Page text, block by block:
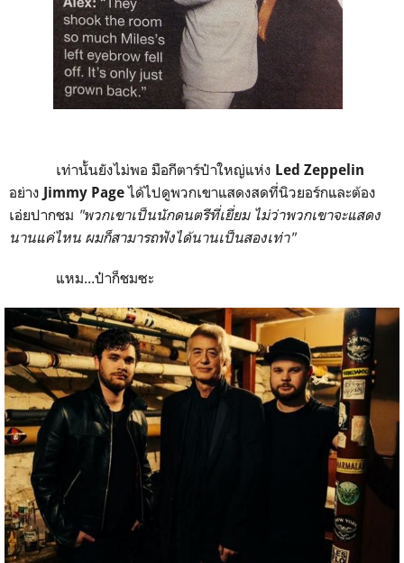
เท่านั้นยังไม่พอ มือกีตาร์ป๋าใหญ่แห่ง Led Zeppelin
อย่าง Jimmy Pageได้ไปดูพวกเขาแสดงสดที่นิวยอร์กและต้อง
เอ่ยปากชม "พวกเขาเป็นนักดนตรีที่เยี่ยม ไม่ว่าพวกเขาจะแสดง
นานแค่ไหน ผมก็สามารถฟังได้นานเป็นสองเท่า"
แหม...ป๋าก็ชมซะ